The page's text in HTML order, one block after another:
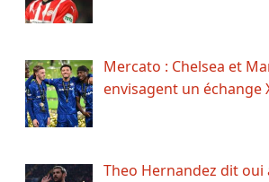
Mercato : Chelsea et
envisagent un échange
Theo Hernandez dit oui